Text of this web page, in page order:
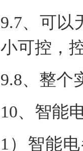
9.7、可以
小可控，
9.8、整个
10、智能
1）智能